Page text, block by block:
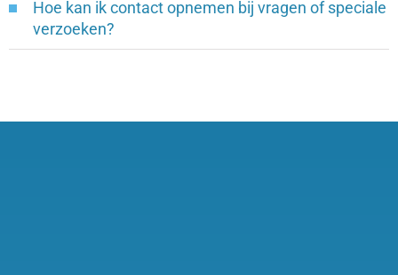
Hoe kan ik contact opnemen bij vragen of speciale
verzoeken?